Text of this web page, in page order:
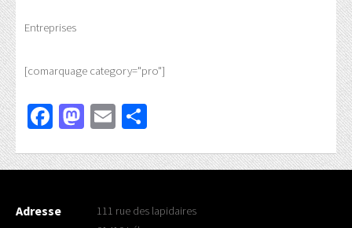
Entreprises
[comarquage category="pro"]
Facebook
Mastodon
Email
Adresse
111 rue des lapidaires